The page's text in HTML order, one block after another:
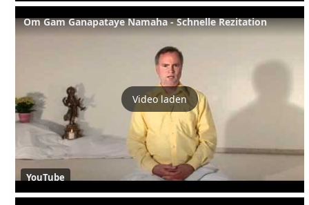
Om Gam Ganapataye Namaha - Schnelle Rezitation
Video laden
YouTube